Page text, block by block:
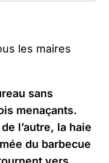
les maires
sans
menaçants.
l’autre, la haie
du barbecue